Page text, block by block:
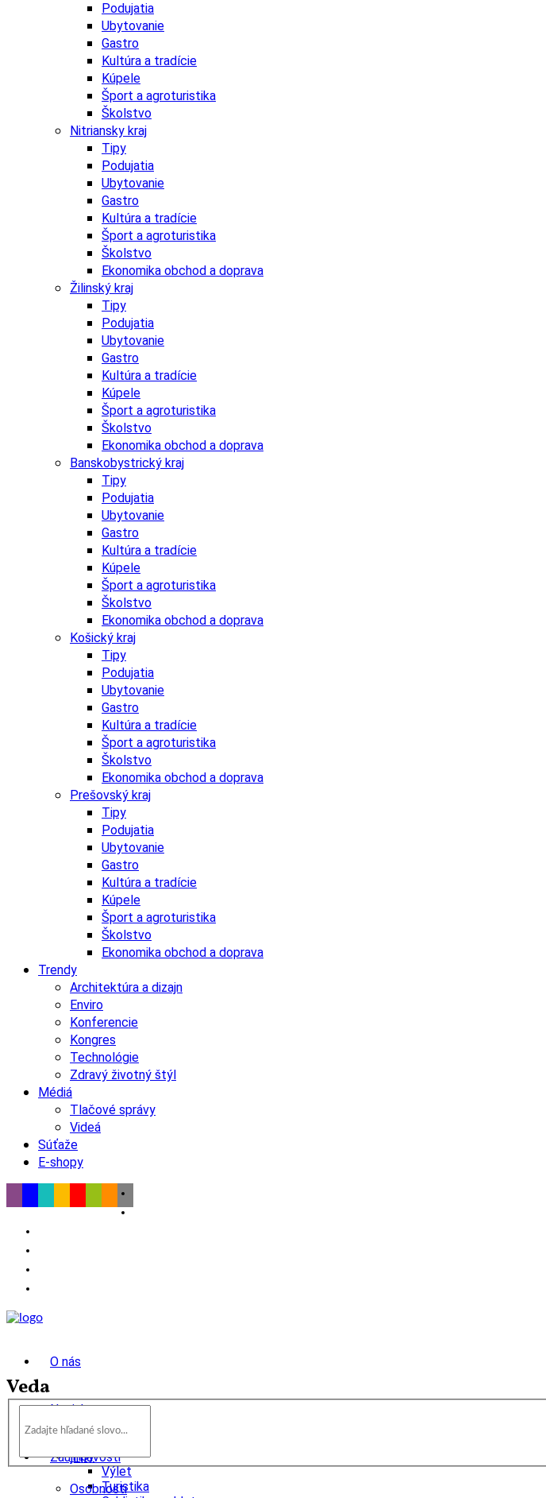
Podujatia
Ubytovanie
Gastro
Kultúra a tradície
Kúpele
Šport a agroturistika
Školstvo
Nitriansky kraj
Tipy
Podujatia
Ubytovanie
Gastro
Kultúra a tradície
Šport a agroturistika
Školstvo
Ekonomika obchod a doprava
Žilinský kraj
Tipy
Podujatia
Ubytovanie
Gastro
Kultúra a tradície
Kúpele
Šport a agroturistika
Školstvo
Ekonomika obchod a doprava
Banskobystrický kraj
Tipy
Podujatia
Ubytovanie
Gastro
Kultúra a tradície
Kúpele
Šport a agroturistika
Školstvo
Ekonomika obchod a doprava
Košický kraj
Tipy
Podujatia
Ubytovanie
Gastro
Kultúra a tradície
Šport a agroturistika
Školstvo
Ekonomika obchod a doprava
Prešovský kraj
Tipy
Podujatia
Ubytovanie
Gastro
Kultúra a tradície
Kúpele
Šport a agroturistika
Školstvo
Ekonomika obchod a doprava
Trendy
Architektúra a dizajn
Enviro
Konferencie
Kongres
Technológie
Zdravý životný štýl
Médiá
Tlačové správy
Videá
Súťaže
E-shopy
O nás
Novinky
Tipy
Výlet
Turistika
Zaujímavosti
Osobnosti
Veda